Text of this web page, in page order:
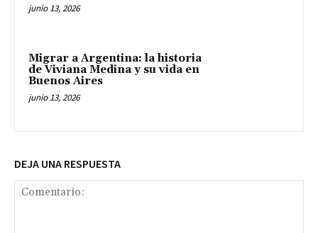
junio 13, 2026
Migrar a Argentina: la historia
de Viviana Medina y su vida en
Buenos Aires
junio 13, 2026
DEJA UNA RESPUESTA